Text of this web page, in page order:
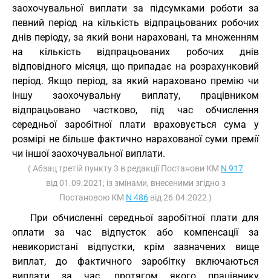
заохочувальної виплати за підсумками роботи за
певний період на кількість відпрацьованих робочих
днів періоду, за який вони нараховані, та множенням
на кількість відпрацьованих робочих днів
відповідного місяця, що припадає на розрахунковий
період. Якщо період, за який нараховано премію чи
іншу заохочувальну виплату, працівником
відпрацьовано частково, під час обчислення
середньої заробітної плати враховується сума у
розмірі не більше фактично нарахованої суми премії
чи іншої заохочувальної виплати.
( Абзац третій пункту 3 в редакції Постанови КМ N 917
від 01.09.2021; із змінами, внесеними згідно з
Постановою КМ N 486 від 26.04.2022 )
При обчисленні середньої заробітної плати для
оплати за час відпусток або компенсації за
невикористані відпустки, крім зазначених вище
виплат, до фактичного заробітку включаються